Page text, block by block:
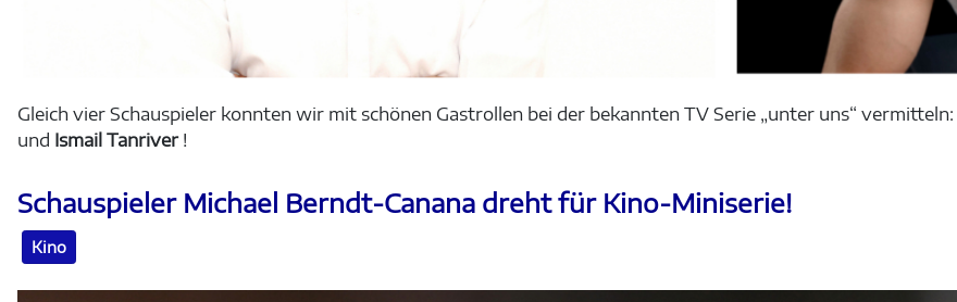
Gleich vier Schauspieler konnten wir mit schönen Gastrollen bei der bekannten TV Serie „unter uns“ vermitteln:
und Ismail Tanriver!
Schauspieler Michael Berndt-Canana dreht für Kino-Miniserie!
Kino